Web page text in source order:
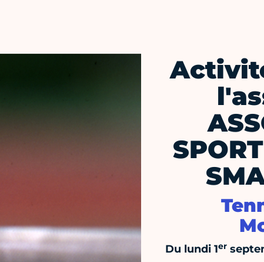
Du lundi 1er